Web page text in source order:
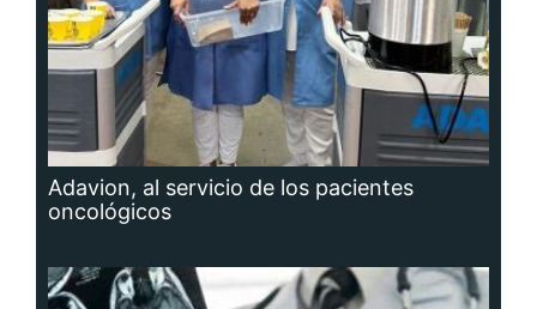
Adavion, al servicio de los pacientes
oncológicos